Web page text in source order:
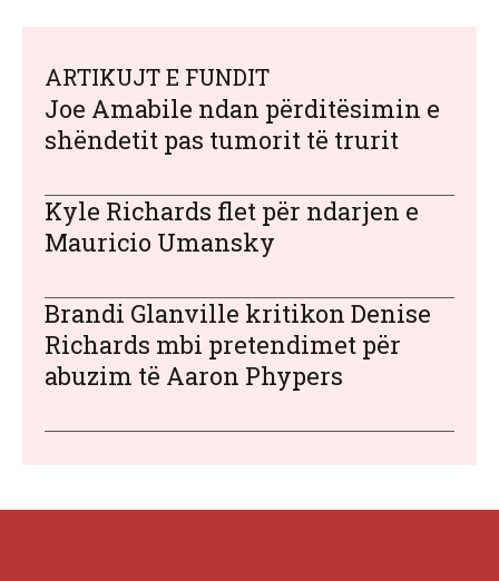
ARTIKUJT E FUNDIT
Joe Amabile ndan përditësimin e
shëndetit pas tumorit të trurit
Kyle Richards flet për ndarjen e
Mauricio Umansky
Brandi Glanville kritikon Denise
Richards mbi pretendimet për
abuzim të Aaron Phypers